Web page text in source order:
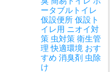
ータブルトイレ
仮設便所 仮設ト
イレ用 ニオイ対
策 虫対策 衛生管
理 快適環境 おす
すめ 消臭剤 虫除
け